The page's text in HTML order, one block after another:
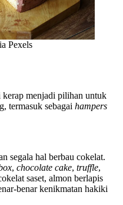
Pexels
kerap menjadi pilihan untuk
termasuk sebagai hampers
segala hal berbau cokelat.
, chocolate cake, truffle,
saset, almon berlapis
benar kenikmatan hakiki